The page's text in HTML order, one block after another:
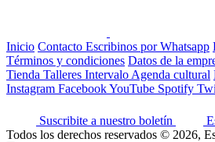
Inicio Contacto Escribinos por Whatsapp
Términos y condiciones Datos de la
Tienda Talleres Intervalo Agenda cultural
Instagram FacebookYouTube Spotify
Suscribite a nuestro boletín
Todos los derechos reservados © 2026,